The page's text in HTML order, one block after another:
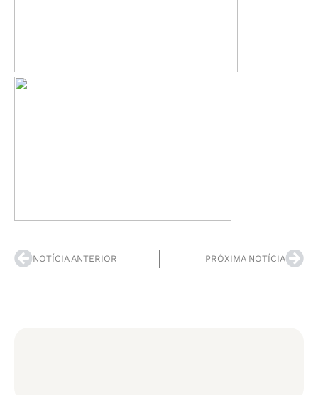
NOTÍCIA ANTERIOR PRÓXIMA NOTÍCIA